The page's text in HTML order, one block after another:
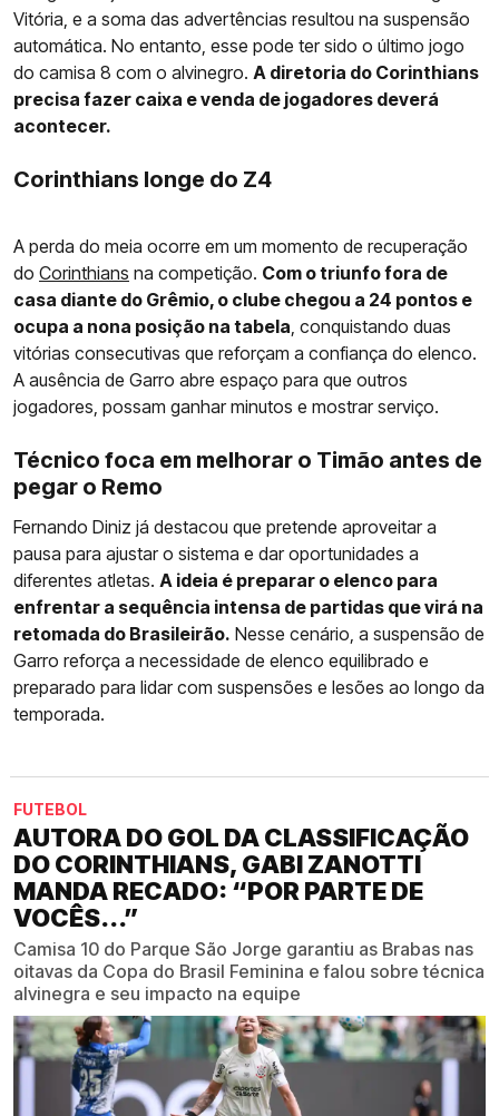
Vitória, e a soma das advertências resultou na suspensão
automática. No entanto, esse pode ter sido o último jogo
do camisa 8 com o alvinegro. A diretoria do Corinthians
precisa fazer caixa e venda de jogadores deverá
acontecer.
Corinthians longe do Z4
A perda do meia ocorre em um momento de recuperação
do Corinthians na competição. Com o triunfo fora de
casa diante do Grêmio, o clube chegou a 24 pontos e
ocupa a nona posição na tabela, conquistando duas
vitórias consecutivas que reforçam a confiança do elenco.
A ausência de Garro abre espaço para que outros
jogadores, possam ganhar minutos e mostrar serviço.
Técnico foca em melhorar o Timão antes de
pegar o Remo
Fernando Diniz já destacou que pretende aproveitar a
pausa para ajustar o sistema e dar oportunidades a
diferentes atletas. A ideia é preparar o elenco para
enfrentar a sequência intensa de partidas que virá na
retomada do Brasileirão. Nesse cenário, a suspensão de
Garro reforça a necessidade de elenco equilibrado e
preparado para lidar com suspensões e lesões ao longo da
temporada.
FUTEBOL
AUTORA DO GOL DA CLASSIFICAÇÃO
DO CORINTHIANS, GABI ZANOTTI
MANDA RECADO: “POR PARTE DE
VOCÊS...”
Camisa 10 do Parque São Jorge garantiu as Brabas nas
oitavas da Copa do Brasil Feminina e falou sobre técnica
alvinegra e seu impacto na equipe